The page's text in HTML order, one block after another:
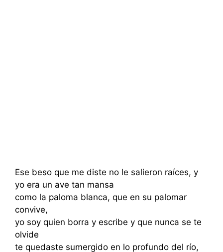
Ese beso que me diste no le salieron raíces, y
yo era un ave tan mansa
como la paloma blanca, que en su palomar
convive,
yo soy quien borra y escribe y que nunca se te
olvide
te quedaste sumergido en lo profundo del río,